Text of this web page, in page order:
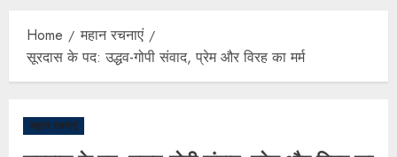
Home
महान रचनाएं
सूरदास के पद: उद्धव-गोपी संवाद, प्रेम और विरह का मर्म
महान रचनाएं